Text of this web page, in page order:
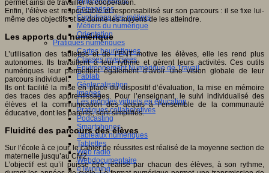
Entreprises
Evolutions des métiers
Métiers du numérique
Orientation
Pratiques numériques
Cartes heuristiques
Classes inversées
Environnement Numérique de Travail
Fablab
Géolocalisation
Images
Les mondes virtuels en éducation
Pratiques collaboratives
Podcasting
Smartphones
Tableaux numériques
Tablettes
Web radio
Webdocumentaire
eTwinning
permet ainsi de travailler la coopération.
Enfin, l’élève est responsable et responsabilisé sur son parcours : il se fixe lui-
même des objectifs et se donne les moyens de les atteindre.
Les apports du numérique
L’utilisation des tablettes et de l’ENT motive les élèves, elle les rend plus
autonomes. Ils travaillent à leur rythme et gèrent leurs activités. Ces outils
numériques leur permettent également d‘avoir une vision globale de leur
parcours individuel.
Ils ont facilité la mise en place du dispositif d’évaluation, la mise en mémoire
des traces des apprentissages. Pour l’enseignant, le suivi individualisé des
élèves et la communication des acquis à l’ensemble de la communauté
éducative, dont les parents, sont simplifiés.
Fluidité des parcours des élèves
Sur l’école à ce jour, le cahier de réussites est réalisé de la moyenne section de
maternelle jusqu’au CM2.
L’objectif est qu’il puisse être réalisé par chacun des élèves, à son rythme,